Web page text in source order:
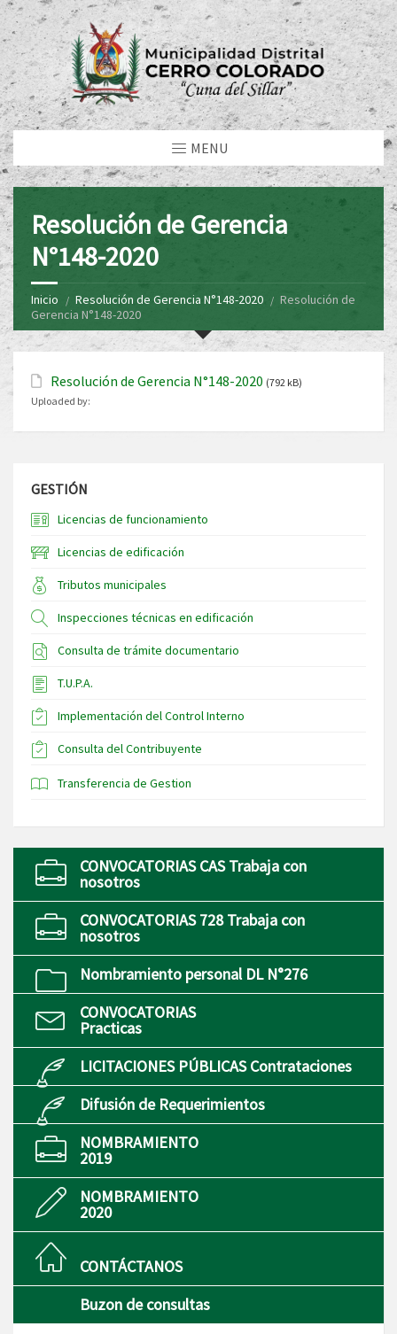
MENU
Resolución de Gerencia
N°148-2020
Inicio Resolución de Gerencia N°148-2020
Resolución de
Gerencia N°148-2020
Resolución de Gerencia N°148-2020 (792 kB)
Uploaded by:
GESTIÓN
Licencias de funcionamiento
Licencias de edificación
Tributos municipales
Inspecciones técnicas en edificación
Consulta de trámite documentario
T.U.P.A.
Implementación del Control Interno
Consulta del Contribuyente
Transferencia de Gestion
CONVOCATORIAS CAS Trabaja con
nosotros
CONVOCATORIAS 728 Trabaja con
nosotros
Nombramiento personal DL N°276
CONVOCATORIAS
Practicas
LICITACIONES PÚBLICAS Contrataciones
Difusión de Requerimientos
NOMBRAMIENTO
2019
NOMBRAMIENTO
2020
CONTÁCTANOS
Buzon de consultas